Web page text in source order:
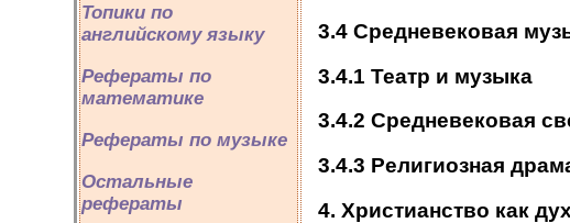
Топики по
английскому языку
Рефераты по
математике
Рефераты по музыке
Остальные
рефераты
3.4 Средневековая
3.4.1 Театр и музыка
3.4.2 Средневековая
3.4.3 Религиозная
4. Христианство как